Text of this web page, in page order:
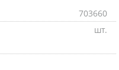
703660
шт.